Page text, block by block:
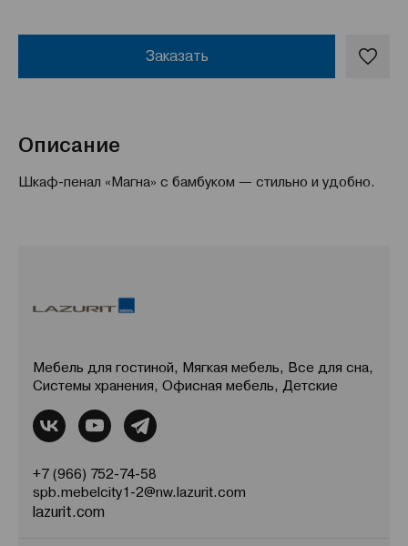
Заказать
Описание
Шкаф-пенал «Магна» с бамбуком — стильно и удобно.
Мебель для гостиной, Мягкая мебель, Все для сна,
Системы хранения, Офисная мебель, Детские
+7 (966) 752-74-58
spb.mebelcity1-2@nw.lazurit.com
lazurit.com